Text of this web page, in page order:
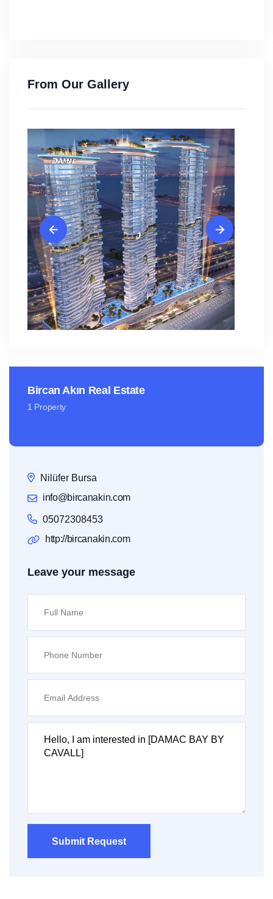
From Our Gallery
Bircan Akın Real Estate
1 Property
Nilüfer Bursa
info@bircanakin.com
05072308453
http://bircanakin.com
Leave your message
Submit Request